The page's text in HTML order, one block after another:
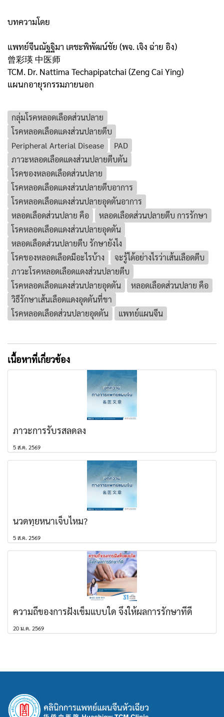
บทความโดย
แพทย์จีนณัฐฐิมา เตชะพิพัฒน์ชัย (พจ. เจิง ฉ่าย อิง)
曾彩瑛 中医师
TCM. Dr. Nattima Techapipatchai (Zeng Cai Ying)
แผนกอายุรกรรมภายนอก
กลุ่มโรคหลอดเลือดส่วนปลาย
โรคหลอดเลือดแดงส่วนปลายตีบ
Peripheral Arterial Disease
PAD
ภาวะหลอดเลือดแดงส่วนปลายตีบตัน
โรคของหลอดเลือดส่วนปลาย
โรคหลอดเลือดแดงส่วนปลายตีบอาการ
โรคหลอดเลือดแดงส่วนปลายอุดตันอาการ
หลอดเลือดส่วนปลาย คือ
หลอดเลือดส่วนปลายตีบ การรักษา
โรคหลอดเลือดแดงส่วนปลายอุดตัน
หลอดเลือดส่วนปลายตีบ รักษายังไง
โรคของหลอดเลือดมีอะไรบ้าง
จะรู้ได้อย่างไรว่าเส้นเลือดตีบ
ภาวะโรคหลอดเลือดแดงส่วนปลายตีบ
โรคหลอดเลือดแดงส่วนปลายอุดตัน
หลอดเลือดส่วนปลาย คือ
วิธีรักษาเส้นเลือดแดงอุดตันที่ขา
โรคหลอดเลือดส่วนปลายอุดตัน
แพทย์แผนจีน
เนื้อหาที่เกี่ยวข้อง
ภาวะการรับรสลดลง
5 ส.ค. 2569
นวดทุยหนาเจ็บไหม?
5 ส.ค. 2569
ความถี่ของการฝังเข็มแบบใด จึงให้ผลการรักษาที่ดี
20 ม.ค. 2569